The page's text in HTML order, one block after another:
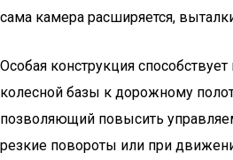
сама камера расширяется,
Особая конструкция
колесной базы к дорожному
позволяющий повысить
резкие повороты или при